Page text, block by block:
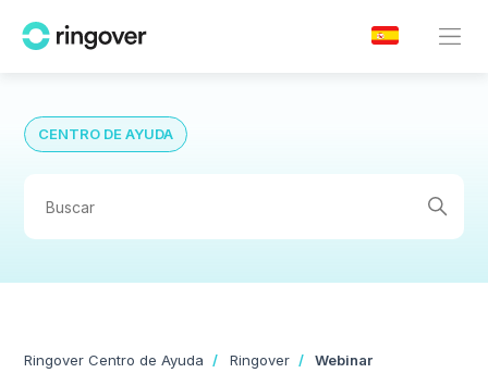
CENTRO DE AYUDA
Ringover Centro de Ayuda Ringover Webinar